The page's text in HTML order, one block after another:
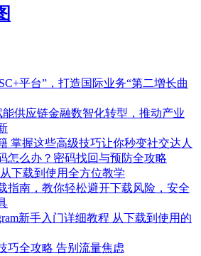
平台”，打造国际业务“第二增长曲
能供应链金融数智化转型，推动产业
掌握这些高级技巧让你秒变社交达人
怎么办？密码找回与预防全攻略
下载到使用全方位教学
指南，教你轻松避开下载风险，安全
新手入门详细教程 从下载到使用的
巧全攻略 告别流量焦虑